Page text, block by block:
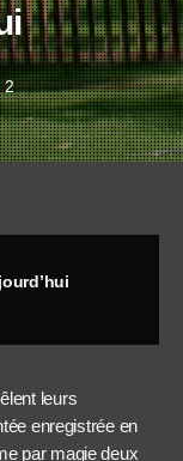
2
leurs
enregistrée en
par magie deux